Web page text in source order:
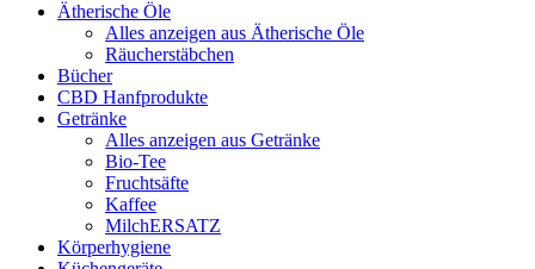
Ätherische Öle
Alles anzeigen aus Ätherische Öle
Räucherstäbchen
Bücher
CBD Hanfprodukte
Getränke
Alles anzeigen aus Getränke
Bio-Tee
Fruchtsäfte
Kaffee
MilchERSATZ
Körperhygiene